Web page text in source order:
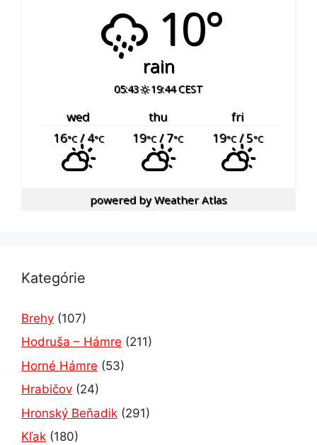
10°
rain
05:43 19:44 CEST
wed thu
fri
16°C/ 4°C 19°C/ 7°C 19°C/ 5°C
powered byWeather Atlas
Kategórie
Brehy (107)
Hodruša – Hámre (211)
Horné Hámre (53)
Hrabičov (24)
Hronský Beňadik (291)
Kľak (180)